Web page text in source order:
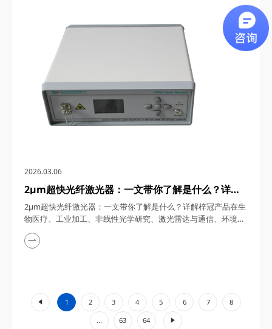
通信、5G/6G通信与雷达系统、光学相干层析成像（OCT）、光
学测量与传感以及太赫兹研究与超快激光等多个领域展现出非凡
的应用潜力。今天，四川梓冠光电...
2026.03.06
2μm超快光纤激光器：一文带你了解是什么？详解
梓冠产品在生物医疗、工业加工、非线性光学研究、
激光雷达与通信、环境监测等领域的实际应用
2μm超快光纤激光器：一文带你了解是什么？详解梓冠产品在生
物医疗、工业加工、非线性光学研究、激光雷达与通信、环境监
测等领域的实际应用 超快光纤激光器凭借其高功率、短脉冲、
宽调谐范围等特性，在激光技术迅猛发展的今天，成为科研与工
1 2 3 4 5 6 7 8
... 63 64
»